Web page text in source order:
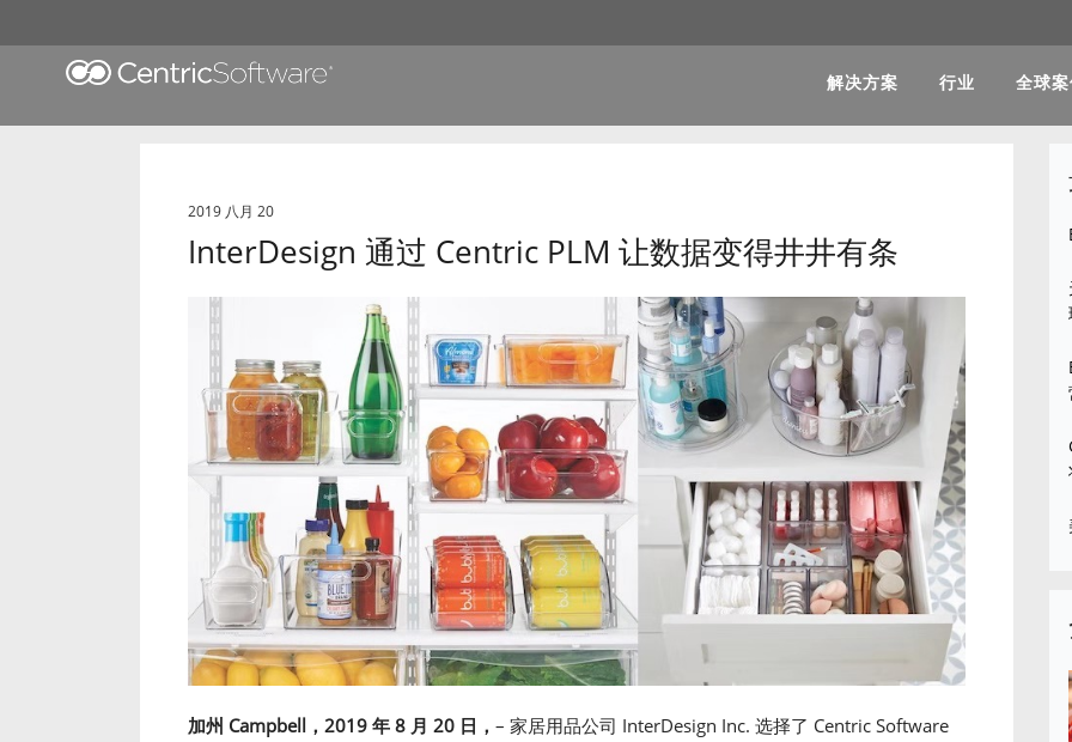
解决方案 行业 全球
2019 八月 20
InterDesign 通过 Centric PLM 让数据变得井井有条
加州 Campbell ， 2019 年 8 月 20 日， – 家居用品公司 InterDesign Inc. 选择了 Centric Software